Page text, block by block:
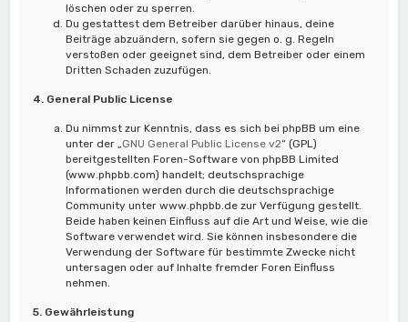
löschen oder zu sperren.
Du gestattest dem Betreiber darüber hinaus, deine
Beiträge abzuändern, sofern sie gegen o. g. Regeln
verstoßen oder geeignet sind, dem Betreiber oder einem
Dritten Schaden zuzufügen.
4. General Public License
Du nimmst zur Kenntnis, dass es sich bei phpBB um eine
unter der „GNU General Public License v2“ (GPL)
bereitgestellten Foren-Software von phpBB Limited
(www.phpbb.com) handelt; deutschsprachige
Informationen werden durch die deutschsprachige
Community unter www.phpbb.de zur Verfügung gestellt.
Beide haben keinen Einfluss auf die Art und Weise, wie die
Software verwendet wird. Sie können insbesondere die
Verwendung der Software für bestimmte Zwecke nicht
untersagen oder auf Inhalte fremder Foren Einfluss
nehmen.
5. Gewährleistung